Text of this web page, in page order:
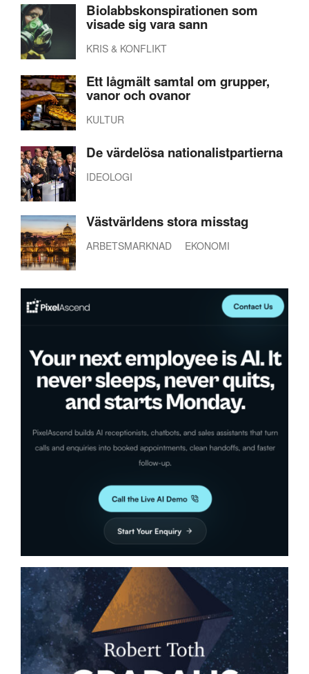
Biolabbskonspirationen som
visade sig vara sann
KRIS & KONFLIKT
Ett lågmält samtal om grupper,
vanor och ovanor
KULTUR
De värdelösa nationalistpartierna
IDEOLOGI
Västvärldens stora misstag
ARBETSMARKNAD EKONOMI